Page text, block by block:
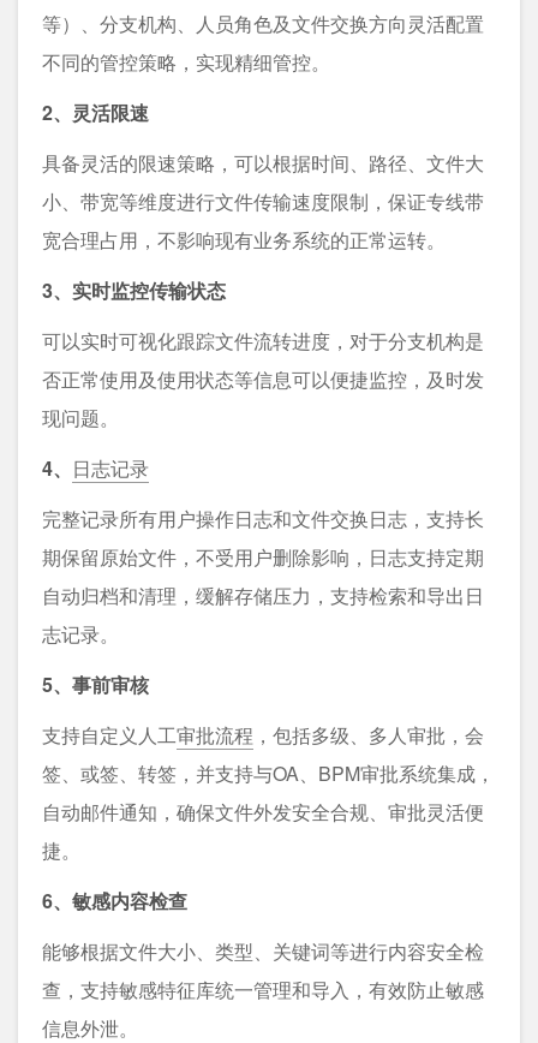
等）、分支机构、人员角色及文件交换方向灵活配置
不同的管控策略，实现精细管控。
2、灵活限速
具备灵活的限速策略，可以根据时间、路径、文件大
小、带宽等维度进行文件传输速度限制，保证专线带
宽合理占用，不影响现有业务系统的正常运转。
3、实时监控传输状态
可以实时可视化跟踪文件流转进度，对于分支机构是
否正常使用及使用状态等信息可以便捷监控，及时发
现问题。
4、 日志记录
完整记录所有用户操作日志和文件交换日志，支持长
期保留原始文件，不受用户删除影响，日志支持定期
自动归档和清理，缓解存储压力，支持检索和导出日
志记录。
5、事前审核
支持自定义人工审批流程 ，包括多级、多人审批，会
签、或签、转签，并支持与OA、BPM审批系统集成，
自动邮件通知，确保文件外发安全合规、审批灵活便
捷。
6、敏感内容检查
能够根据文件大小、类型、关键词等进行内容安全检
查，支持敏感特征库统一管理和导入，有效防止敏感
信息外泄。